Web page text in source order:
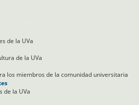
de la UVa
de la UVa
los miembros de la comunidad universitaria
de la UVa